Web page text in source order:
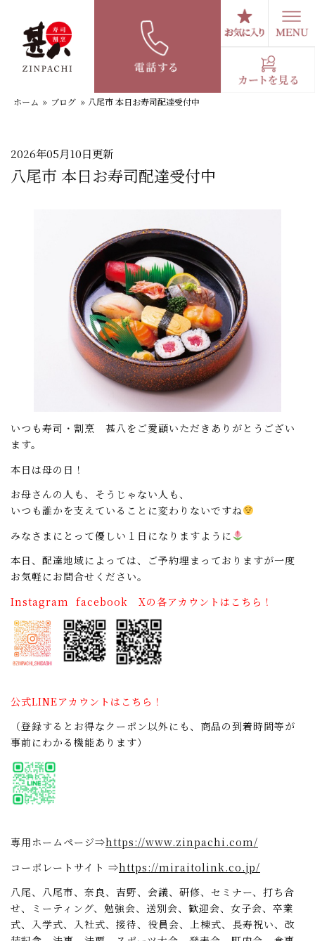
スタッフブログ
ホーム » ブログ » 八尾市 本日お寿司配達受付中
2026年05月10日更新
八尾市 本日お寿司配達受付中
いつも寿司・割烹 甚八をご愛顧いただきありがとうござい
ます。
本日は母の日！
お母さんの人も、そうじゃない人も、
いつも誰かを支えていることに変わりないですね
みなさまにとって優しい１日になりますように
本日、配達地域によっては、ご予約埋まっておりますが一度
お気軽にお問合せください。
Instagram facebook Xの各アカウントはこちら！
公式LINEアカウントはこちら！
（登録するとお得なクーポン以外にも、商品の到着時間等が
事前にわかる機能あります）
専用ホームページ⇒https://www.zinpachi.com/
コーポレートサイト ⇒https://miraitolink.co.jp/
八尾、八尾市、奈良、吉野、会議、研修、セミナー、打ち合
せ、ミーティング、勉強会、送別会、歓迎会、女子会、卒業
式、入学式、入社式、接待、役員会、上棟式、長寿祝い、改